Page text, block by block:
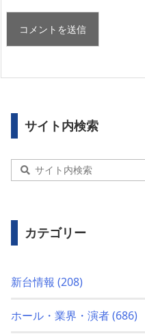
サイト内検索
カテゴリー
新台情報 (208)
ホール・業界・演者(686)